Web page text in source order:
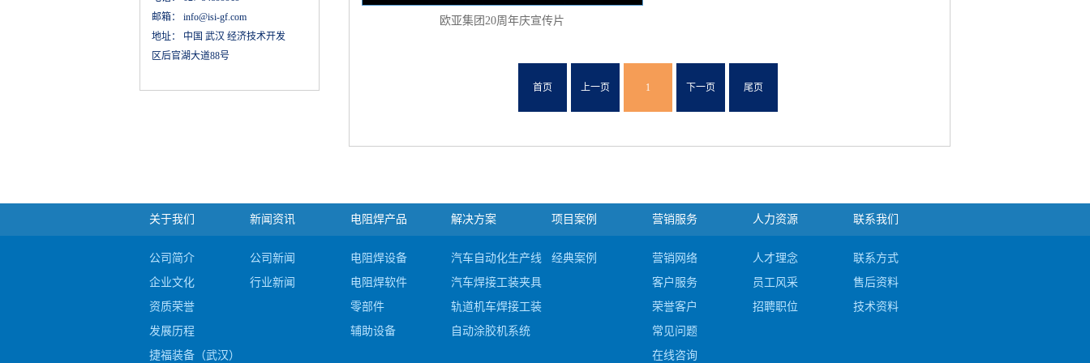
邮箱： info@isi-gf.com
地址： 中国 武汉 经济技术开发
区后官湖大道88号
欧亚集团20周年庆宣传片
首页 上一页 1 下一页 尾页
关于我们
公司简介
企业文化
资质荣誉
发展历程
捷福装备（武汉）股份有限公司电阻焊产品#c
新闻资讯
公司新闻
行业新闻
电阻焊产品
电阻焊设备
电阻焊软件
零部件
辅助设备
解决方案
汽车自动化生产线集成
汽车焊接工装夹具及检具
轨道机车焊接工装及夹具
自动涂胶机系统
项目案例
经典案例
营销服务
营销网络
客户服务
荣誉客户
常见问题
在线咨询
人力资源
人才理念
员工风采
招聘职位
联系我们
联系方式
售后资料
技术资料